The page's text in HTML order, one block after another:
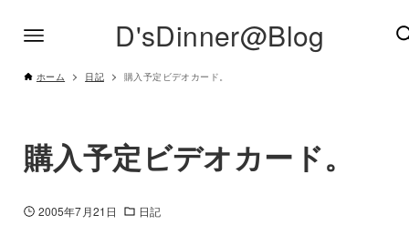
D'sDinner@Blog
ホーム 日記 購入予定ビデオカード。
購入予定ビデオカード。
2005年7月21日 日記